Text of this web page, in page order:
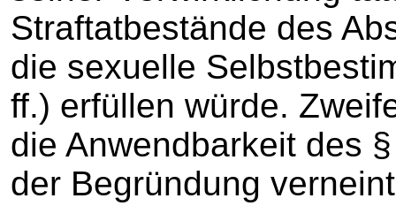
Straftatbestände des
die sexuelle
ff.) erfüllen würde.
die Anwendbarkeit des
der Begründung